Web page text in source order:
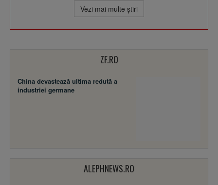
Vezi mai multe ştiri
ZF.RO
China devastează ultima redută a
industriei germane
ALEPHNEWS.RO